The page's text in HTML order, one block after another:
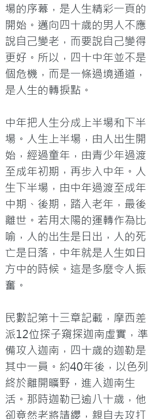
場的序幕，是人生精彩一頁的
開始。邁向四十歲的男人不應
說自己變老，而要說自己變得
更好。所以，四十中年並不是
個危機，而是一條過境通道，
是人生的轉捩點。
中年把人生分成上半場和下半
場。人生上半場，由人出生開
始，經過童年，由青少年過渡
至成年初期，再步入中年。人
生下半場，由中年過渡至成年
中期、後期，踏入老年，最後
離世。若用太陽的運轉作為比
喻，人的出生是日出，人的死
亡是日落，中年就是人生如日
方中的時候。這是多麼令人振
奮。
民數記第十三章記載，摩西差
派12位探子窺探迦南虛實，準
備攻入迦南，四十歲的迦勒是
其中一員。約40年後，以色列
終於離開曠野，進入迦南生
活。那時迦勒已逾八十歲，他
卻竟然老將請纓，親自去攻打